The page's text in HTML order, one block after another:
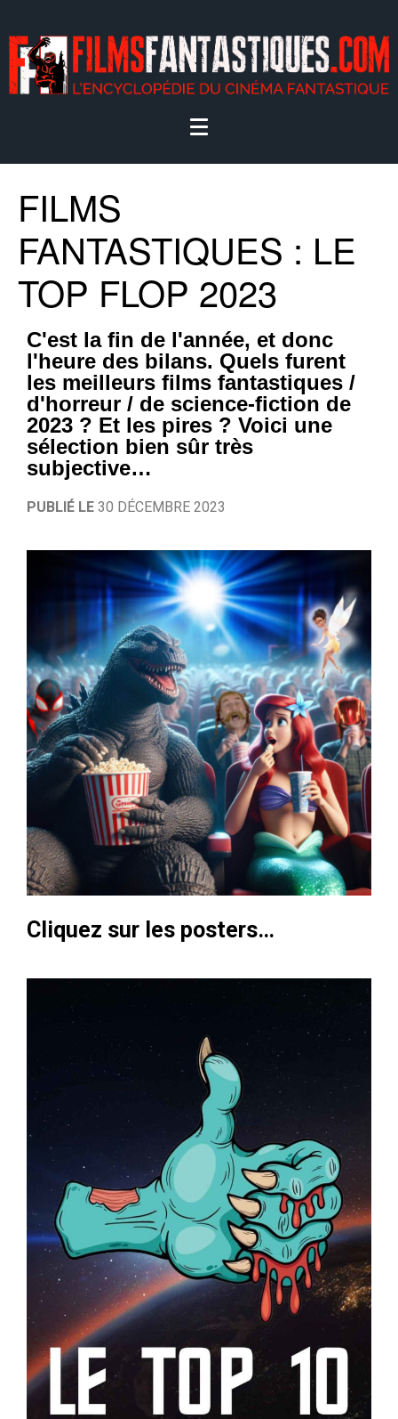
FILMS
FANTASTIQUES : LE
TOP FLOP 2023
C'est la fin de l'année, et donc
l'heure des bilans. Quels furent
les meilleurs films fantastiques /
d'horreur / de science-fiction de
2023 ? Et les pires ? Voici une
sélection bien sûr très
subjective…
PUBLIÉ LE 30 DÉCEMBRE 2023
Cliquez sur les posters…